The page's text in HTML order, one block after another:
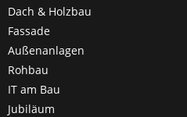
Dach & Holzbau
Fassade
Außenanlagen
Rohbau
IT am Bau
Jubiläum